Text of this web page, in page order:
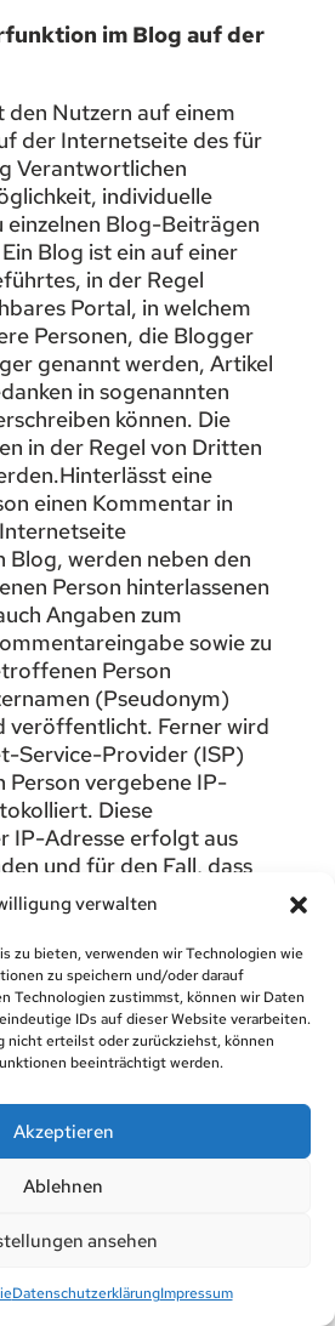
verwalten
zu bieten, verwenden wir Technologien wie
zu speichern und/oder darauf
Technologien zustimmst, können wir Daten
IDs auf dieser Website verarbeiten.
nicht erteilst oder zurückziehst, können
beeinträchtigt werden.
Akzeptieren
Ablehnen
ansehen
DatenschutzerklärungImpressum
im Blog auf der
Nutzern auf einem
der Internetseite des für
Verantwortlichen
individuelle
einzelnen Blog-Beiträgen
Blog ist ein auf einer
in der Regel
Portal, in welchem
Personen, die Blogger
genannt werden, Artikel
in sogenannten
können. Die
in der Regel von Dritten
eine
einen Kommentar in
werden neben den
Person hinterlassenen
Angaben zum
sowie zu
Person
(Pseudonym)
veröffentlicht. Ferner wird
Service-Provider (ISP)
vergebene IP-
Diese
IP-Adresse erfolgt aus
und für den Fall, dass
durch einen
die Rechte
rechtswidrige Inhalte
dieser
Daten erfolgt daher
des für die
damit sich
dieser erhobenen
Daten an Dritte,
Weitergabe
vorgeschrieben ist oder der
des für die
dient.